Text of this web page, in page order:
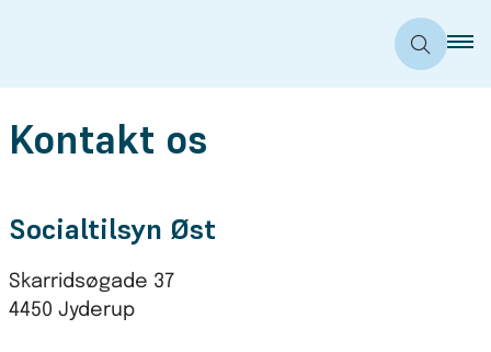
Kontakt os
Socialtilsyn Øst
Skarridsøgade 37
4450 Jyderup